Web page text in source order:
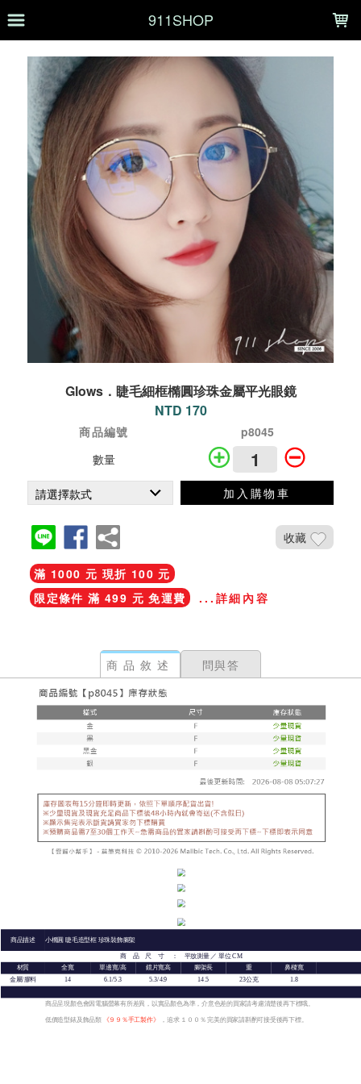
911SHOP
Glows．睫毛細框橢圓珍珠金屬平光眼鏡
NTD 170
商品編號
p8045
數量
加入購物車
收藏
滿 1000 元 現折 100 元
限定條件 滿 499 元 免運費
...詳細內容
商品敘述 問與答